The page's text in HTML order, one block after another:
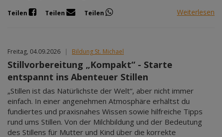
Teilen Teilen Teilen Weiterlesen
Freitag, 04.09.2026 | Bildung St. Michael
Stillvorbereitung „Kompakt“ - Starte
entspannt ins Abenteuer Stillen
„Stillen ist das Natürlichste der Welt“, aber nicht immer
einfach. In einer angenehmen Atmosphäre erhältst du
fundiertes und praxisnahes Wissen sowie hilfreiche Tipps
rund ums Stillen. Von der Milchbildung und der Bedeutung
des Stillens für Mutter und Kind über die korrekte